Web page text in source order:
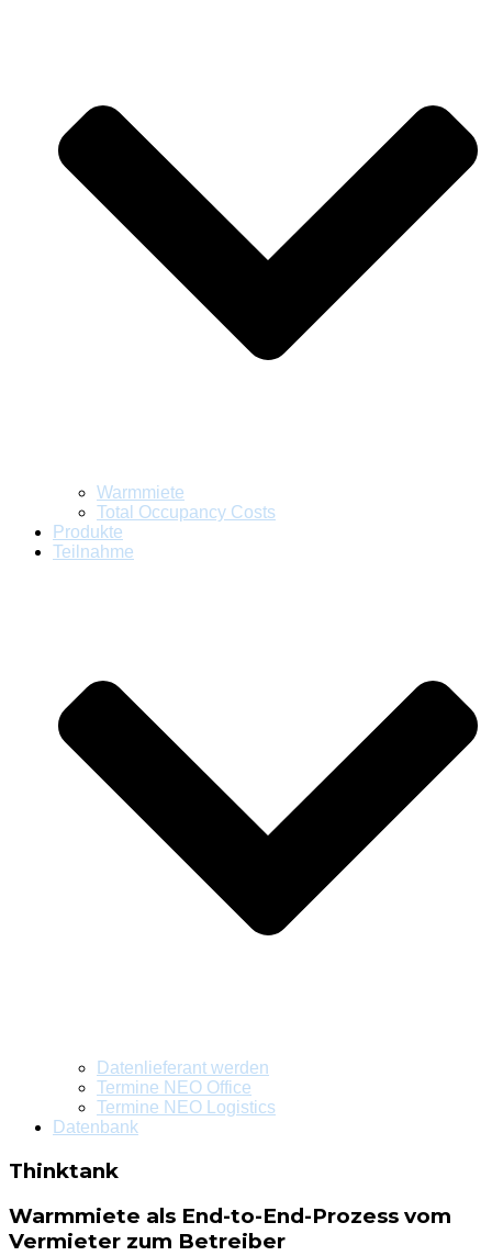
Warmmiete
Total Occupancy Costs
Produkte
Teilnahme
Datenlieferant werden
Termine NEO Office
Termine NEO Logistics
Datenbank
Thinktank
Warmmiete als End-to-End-Prozess vom
Vermieter zum Betreiber